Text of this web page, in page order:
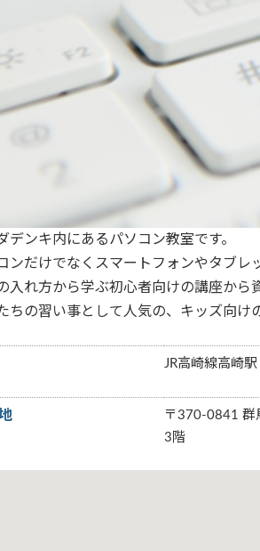
デンキ内にあるパソコン教室です。
ンだけでなくスマートフォンやタブレ
入れ方から学ぶ初心者向けの講座から
ちの習い事として人気の、キッズ向け
JR高崎線高崎
〒370-0841 群
3階